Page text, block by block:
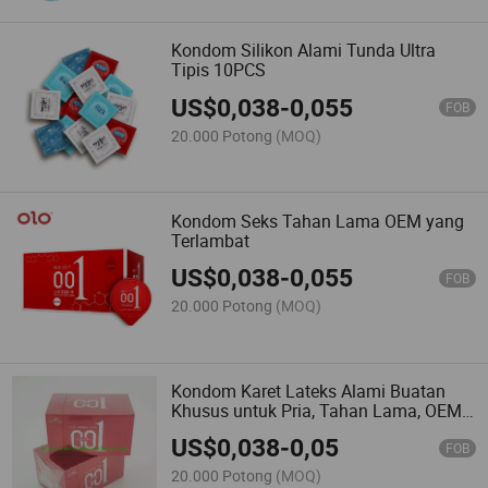
Kondom Silikon Alami Tunda Ultra
Tipis 10PCS
US$0,038-0,055 FOB
20.000 Potong (MOQ)
Kondom Seks Tahan Lama OEM yang
Terlambat
US$0,038-0,055 FOB
20.000 Potong (MOQ)
Kondom Karet Lateks Alami Buatan
Khusus untuk Pria, Tahan Lama, OEM,
Tahan Lama
US$0,038-0,05 FOB
20.000 Potong (MOQ)
mana impor, penjualan, atau
penjualan kembali produk
tersebut dilarang.
Made-in-China.com dan para
penjual terkait berhak untuk
mengakhiri transaksi penjualan
ketentuan yang telah ditetapkan
ini dilanggar.Jika terdapat
ketidaksesuaian atau perbedaan
antara versi bahasa Inggris dan
versi bahasa lain dari syarat dan
ketentuan ini, versi bahasa
Inggris akan berlaku.
memverifikasi kepatuhan
terhadap peraturan.